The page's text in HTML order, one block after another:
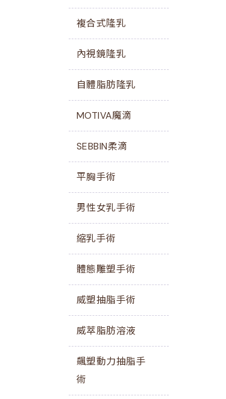
複合式隆乳
內視鏡隆乳
自體脂肪隆乳
MOTIVA魔滴
SEBBIN柔滴
平胸手術
男性女乳手術
縮乳手術
體態雕塑手術
威塑抽脂手術
威萃脂肪溶液
飆塑動力抽脂手
術